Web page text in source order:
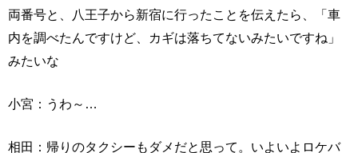
両番号と、八王子から新宿に行ったことを伝えたら、「車
内を調べたんですけど、カギは落ちてないみたいですね」
みたいな
小宮：うわ～…
相田：帰りのタクシーもダメだと思って。いよいよロケバ